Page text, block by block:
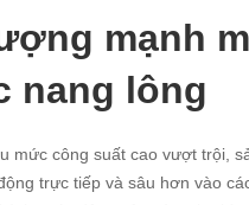
mạnh
nang lông
mức công suất cao vượt trội,
trực tiếp và sâu hơn vào